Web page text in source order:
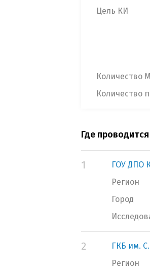
Цель КИ
Количество
Количество
Где
1
ГОУ ДПО
Регион
Город
2
ГКБ им.
Регион